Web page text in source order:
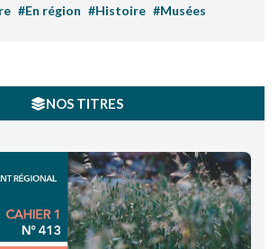
#En région #Histoire #Musées
NOS TITRES